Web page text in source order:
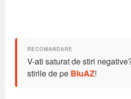
V-ati saturat de stiri
stirile de pe BluAZ!